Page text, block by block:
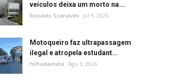
veículos deixa um morto na...
Ronaldo Scanavini Jul 9, 2026
Motoqueiro faz ultrapassagem
ilegal e atropela estudant...
folhadamata Ago 3, 2026